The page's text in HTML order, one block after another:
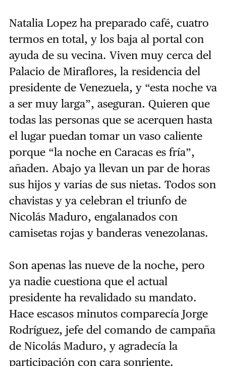
Natalia Lopez ha preparado café, cuatro
termos en total, y los baja al portal con
ayuda de su vecina. Viven muy cerca del
Palacio de Miraflores, la residencia del
presidente de Venezuela, y “esta noche va
a ser muy larga”, aseguran. Quieren que
todas las personas que se acerquen hasta
el lugar puedan tomar un vaso caliente
porque “la noche en Caracas es fría”,
añaden. Abajo ya llevan un par de horas
sus hijos y varias de sus nietas. Todos son
chavistas y ya celebran el triunfo de
Nicolás Maduro, engalanados con
camisetas rojas y banderas venezolanas.
Son apenas las nueve de la noche, pero
ya nadie cuestiona que el actual
presidente ha revalidado su mandato.
Hace escasos minutos comparecía Jorge
Rodríguez, jefe del comando de campaña
de Nicolás Maduro, y agradecía la
participación con cara sonriente.